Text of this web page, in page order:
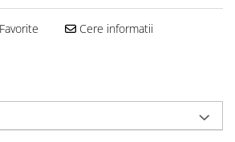
Cere informatii